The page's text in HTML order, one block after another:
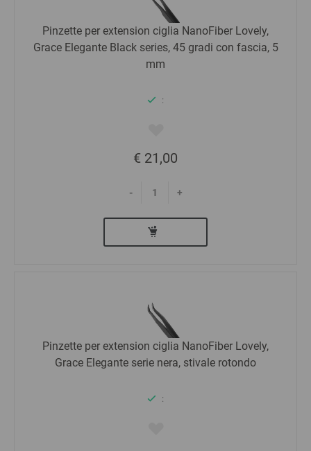
Pinzette per extension ciglia NanoFiber Lovely,
Grace Elegante Black series, 45 gradi con fascia, 5
mm
:
€ 21,00
- +
Pinzette per extension ciglia NanoFiber Lovely,
Grace Elegante serie nera, stivale rotondo
: